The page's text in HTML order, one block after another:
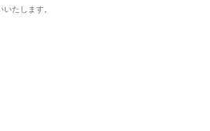
たします。